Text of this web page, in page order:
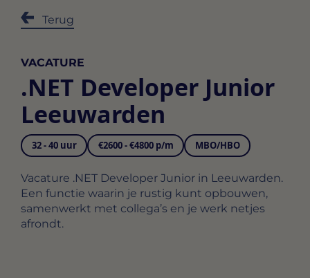
Terug
VACATURE
.NET Developer Junior
Leeuwarden
32 - 40 uur €2600 - €4800 p/m MBO/HBO
Vacature .NET Developer Junior in Leeuwarden.
Een functie waarin je rustig kunt opbouwen,
samenwerkt met collega’s en je werk netjes
afrondt.